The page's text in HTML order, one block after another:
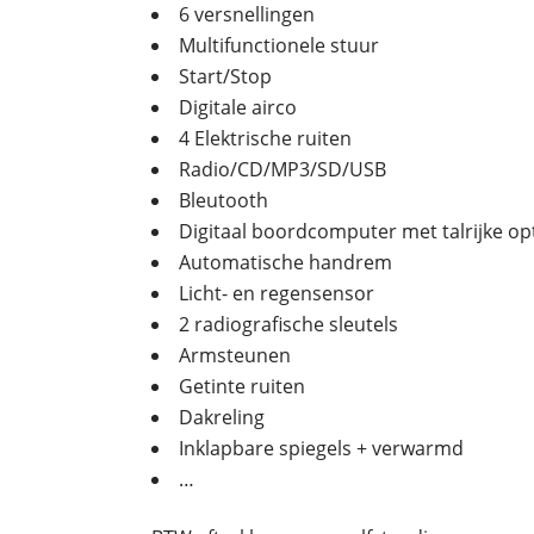
6 versnellingen
Multifunctionele stuur
Start/Stop
Digitale airco
4 Elektrische ruiten
Radio/CD/MP3/SD/USB
Bleutooth
Digitaal boordcomputer met talrijke
Automatische handrem
Licht- en regensensor
2 radiografische sleutels
Armsteunen
Getinte ruiten
Dakreling
Inklapbare spiegels + verwarmd
…